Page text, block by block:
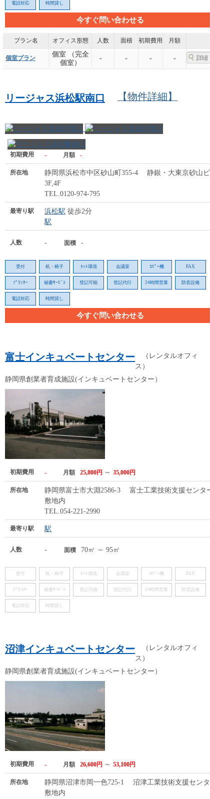
電話対応 時間貸し
今すぐ問い合わせる
プラン名 オフィス形態 人数 面積 初期費用 月額
個室プラン
個室 （完全
個室）
- - - -
リージャス浜松駅南口 【物件詳細】
初期費用 - 月額 -
所在地
静岡県浜松市中区砂山町355-4 静銀・大東京砂山ビ
3F,4F
TEL.0120-974-795
最寄り駅 浜松駅 徒歩2分
駅
人数 - 面積 -
受付 机・椅子 ﾈｯﾄ環境 会議室 ｺﾋﾟｰ機 FAX
ﾌﾟﾘﾝﾀｰ 秘書ｻｰﾋﾞｽ 登記可能 登記代行 24時間営業 防音設備
電話対応 時間貸し
今すぐ問い合わせる
富士インキュベートセンター （レンタルオフィ
ス）
静岡県創業者育成施設(インキュベートセンター）
初期費用 - 月額 25,800円 ～ 35,000円
所在地
静岡県富士市大淵2586-3 富士工業技術支援センター
敷地内
TEL.054-221-2990
最寄り駅 駅
人数 - 面積 70㎡ ～ 95㎡
受付 机・椅子 ﾈｯﾄ環境 会議室 ｺﾋﾟｰ機 FAX
ﾌﾟﾘﾝﾀｰ 秘書ｻｰﾋﾞｽ 登記可能 登記代行 24時間営業 防音設備
電話対応 時間貸し
沼津インキュベートセンター （レンタルオフィ
ス）
静岡県創業者育成施設(インキュベートセンター）
初期費用 - 月額 26,600円 ～ 53,100円
所在地
静岡県沼津市岡一色725-1 沼津工業技術支援センタ
敷地内